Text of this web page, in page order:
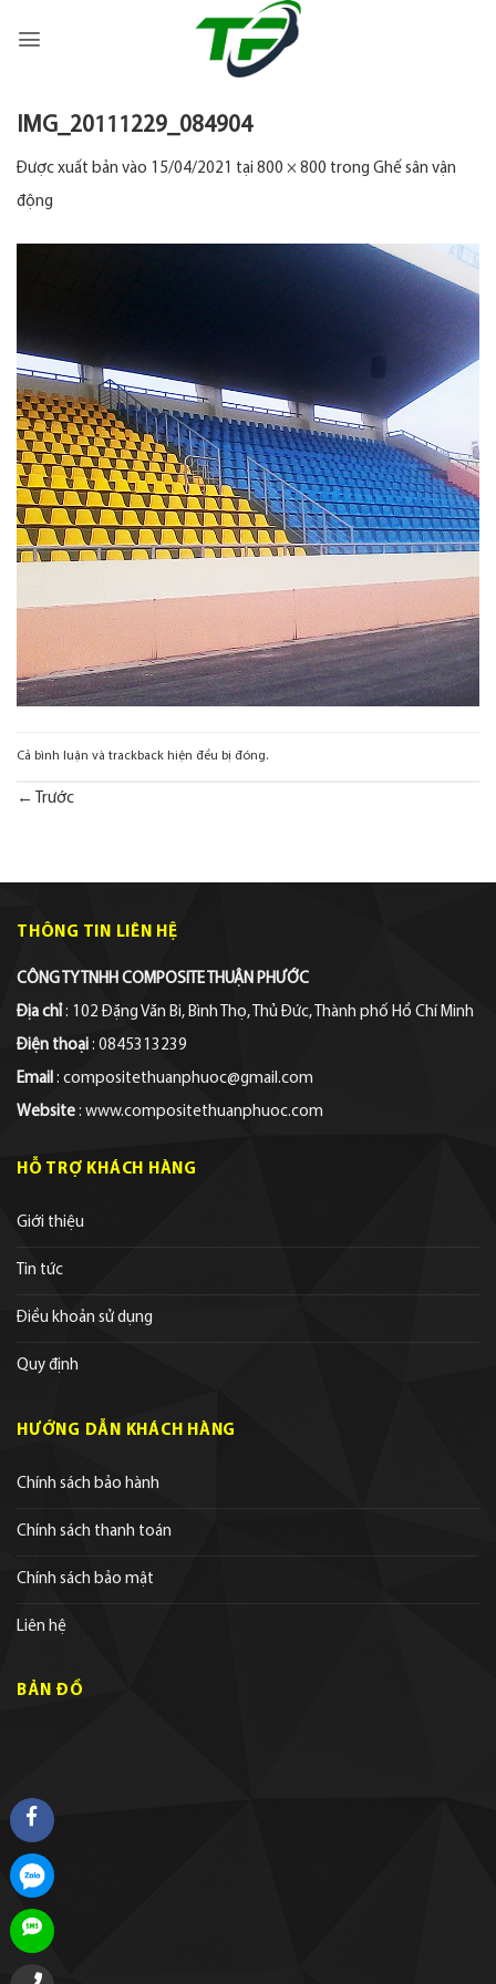
qua
dungIMG_20111229_084904
Được xuất bản vào 15/04/2021 tại 800 × 800 trong Ghế sân vận
động
Cả bình luận và trackback hiện đều bị đóng.
← Trước
THÔNG TIN LIÊN HỆ
CÔNG TY TNHH COMPOSITE THUẬN PHƯỚC
Địa chỉ : 102 Đặng Văn Bi, Bình Thọ, Thủ Đức, Thành phố Hồ Chí Minh
Điện thoại : 0845313239
Email : compositethuanphuoc@gmail.com
Website : www.compositethuanphuoc.com
HỖ TRỢ KHÁCH HÀNG
Giới thiệu
Tin tức
Điều khoản sử dụng
Quy định
HƯỚNG DẪN KHÁCH HÀNG
Chính sách bảo hành
Chính sách thanh toán
Chính sách bảo mật
Liên hệ
BẢN ĐỒ